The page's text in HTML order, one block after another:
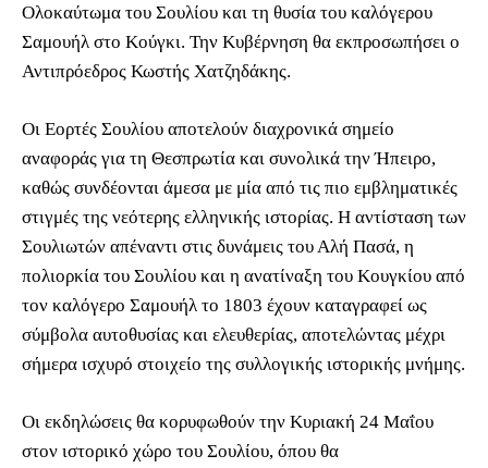
Ολοκαύτωμα του Σουλίου και τη θυσία του καλόγερου
Σαμουήλ στο Κούγκι. Την Κυβέρνηση θα εκπροσωπήσει ο
Αντιπρόεδρος Κωστής Χατζηδάκης.
Οι Εορτές Σουλίου αποτελούν διαχρονικά σημείο
αναφοράς για τη Θεσπρωτία και συνολικά την Ήπειρο,
καθώς συνδέονται άμεσα με μία από τις πιο εμβληματικές
στιγμές της νεότερης ελληνικής ιστορίας. Η αντίσταση των
Σουλιωτών απέναντι στις δυνάμεις του Αλή Πασά, η
πολιορκία του Σουλίου και η ανατίναξη του Κουγκίου από
τον καλόγερο Σαμουήλ το 1803 έχουν καταγραφεί ως
σύμβολα αυτοθυσίας και ελευθερίας, αποτελώντας μέχρι
σήμερα ισχυρό στοιχείο της συλλογικής ιστορικής μνήμης.
Οι εκδηλώσεις θα κορυφωθούν την Κυριακή 24 Μαΐου
στον ιστορικό χώρο του Σουλίου, όπου θα